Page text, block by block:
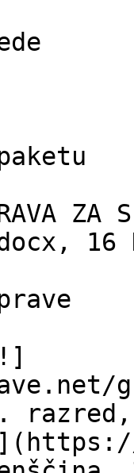
ZA
16
razred,